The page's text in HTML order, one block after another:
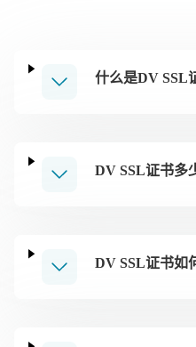
什么是DV SSL
DV SSL证书多
DV SSL证书如